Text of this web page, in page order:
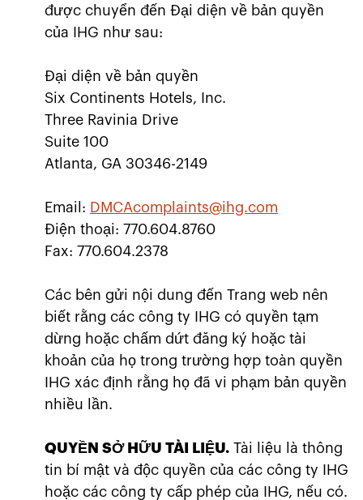
được chuyển đến Đại diện về bản quyền
của IHG như sau:
Đại diện về bản quyền
Six Continents Hotels, Inc.
Three Ravinia Drive
Suite 100
Atlanta, GA 30346-2149
Email: DMCAcomplaints@ihg.com
Điện thoại: 770.604.8760
Fax: 770.604.2378
Các bên gửi nội dung đến Trang web nên
biết rằng các công ty IHG có quyền tạm
dừng hoặc chấm dứt đăng ký hoặc tài
khoản của họ trong trường hợp toàn quyền
IHG xác định rằng họ đã vi phạm bản quyền
nhiều lần.
QUYỀN SỞ HỮU TÀI LIỆU. Tài liệu là thông
tin bí mật và độc quyền của các công ty IHG
hoặc các công ty cấp phép của IHG, nếu có.